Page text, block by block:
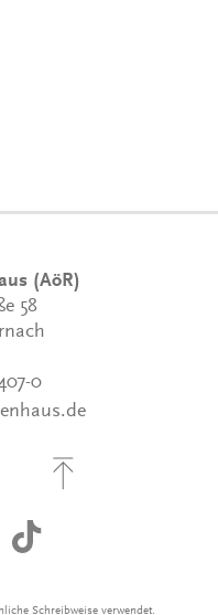
(AöR)
58
0
Schreibweise verwendet.